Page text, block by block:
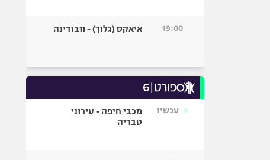
19:00 איאקס (גלוך) - וובודינה
עכשיו
מכבי חיפה - עירוני
טבריה